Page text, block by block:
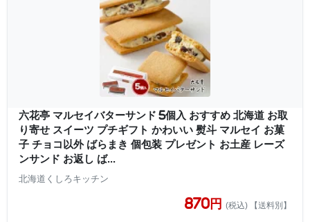
六花亭 マルセイバターサンド 5個入 おすすめ 北海道 お取
り寄せ スイーツ プチギフト かわいい 熨斗 マルセイ お菓
子 チョコ以外 ばらまき 個包装 プレゼント お土産 レーズ
ンサンド お返し ば...
北海道くしろキッチン
870円 (税込) 【送料別】